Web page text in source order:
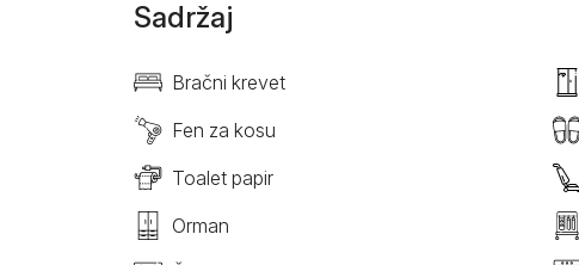
Sadržaj
Bračni krevet
Fen za kosu
Toalet papir
Orman